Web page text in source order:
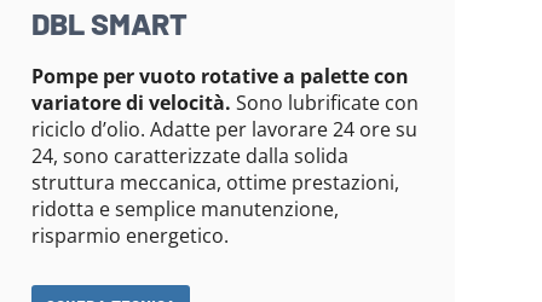
DBL SMART
Pompe per vuoto rotative a palette con
variatore di velocità. Sono lubrificate con
riciclo d’olio. Adatte per lavorare 24 ore su
24, sono caratterizzate dalla solida
struttura meccanica, ottime prestazioni,
ridotta e semplice manutenzione,
risparmio energetico.